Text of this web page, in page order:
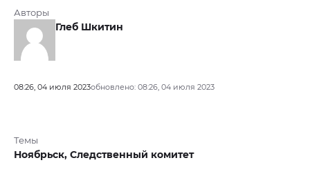
Авторы
Глеб Шкитин
08:26, 04 июля 2023обновлено: 08:26, 04 июля 2023
Темы
Ноябрьск, Следственный комитет